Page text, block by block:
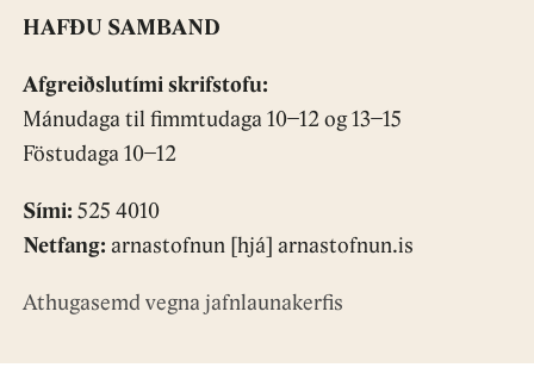
HAFÐU SAMBAND
Afgreiðslutími skrifstofu:
Mánudaga til fimmtudaga 10−12 og 13−15
Föstudaga 10−12
Sími: 525 4010
Netfang: arnastofnun [hjá] arnastofnun.is
Athugasemd vegna jafnlaunakerfis